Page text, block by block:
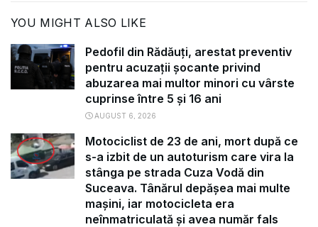
YOU MIGHT ALSO LIKE
Pedofil din Rădăuți, arestat preventiv
pentru acuzații șocante privind
abuzarea mai multor minori cu vârste
cuprinse între 5 și 16 ani
AUGUST 6, 2026
Motociclist de 23 de ani, mort după ce
s-a izbit de un autoturism care vira la
stânga pe strada Cuza Vodă din
Suceava. Tânărul depășea mai multe
mașini, iar motocicleta era
neînmatriculată și avea număr fals